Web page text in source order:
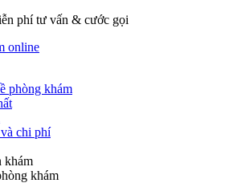
phí tư vấn & cước gọi
phòng khám
chi phí
khám
khám